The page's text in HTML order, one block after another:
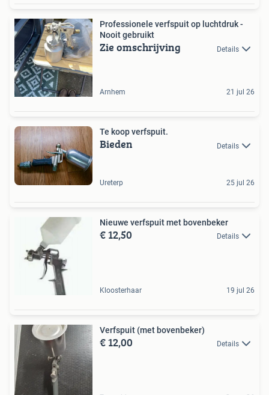
Professionele verfspuit op luchtdruk -
Nooit gebruikt
Zie omschrijving Details
Arnhem 21 jul 26
Te koop verfspuit.
Bieden Details
Ureterp 25 jul 26
Nieuwe verfspuit met bovenbeker
€ 12,50 Details
Kloosterhaar 19 jul 26
Verfspuit (met bovenbeker)
€ 12,00 Details